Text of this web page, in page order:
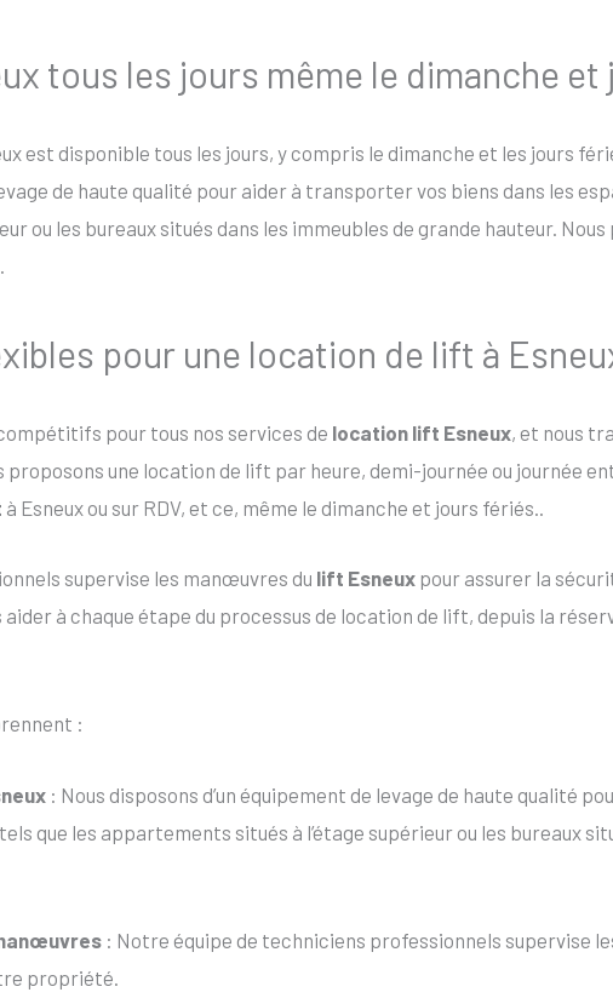
tous les jours même le dimanche et
est disponible tous les jours, y compris le dimanche et les jours
de haute qualité pour aider à transporter vos biens dans les
ou les bureaux situés dans les immeubles de grande hauteur.
pour une location de lift à
pour tous nos services de location lift Esneux, et nous
une location de lift par heure, demi-journée ou journée
à Esneux ou sur RDV, et ce, même le dimanche et jours fériés..
supervise les manœuvres du lift Esneux pour assurer la
à chaque étape du processus de location de lift, depuis la
:
: Nous disposons d’un équipement de levage de haute qualité
que les appartements situés à l’étage supérieur ou les bureaux
: Notre équipe de techniciens professionnels supervise
propriété.